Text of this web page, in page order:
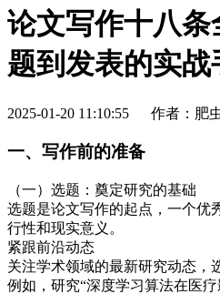
论文写作十八
题到发表的实战
2025-01-20 11:10:55 作者：肥
一、写作前的准备
（一）选题：奠定研究的基础
选题是论文写作的起点，一个优
行性和现实意义。
紧跟前沿动态
关注学术领域的最新研究动态，
例如，研究“深度学习算法在医疗